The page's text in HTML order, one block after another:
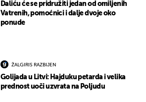
Daliću će se pridružiti jedan od omiljenih
Vatrenih, pomoćnici i dalje dvoje oko
ponude
ŽALGIRIS RAZBIJEN
Golijada u Litvi: Hajduku petarda i velika
prednost uoči uzvrata na Poljudu